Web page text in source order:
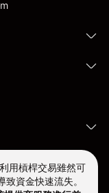
用槓桿交易雖然可
資金快速流失。